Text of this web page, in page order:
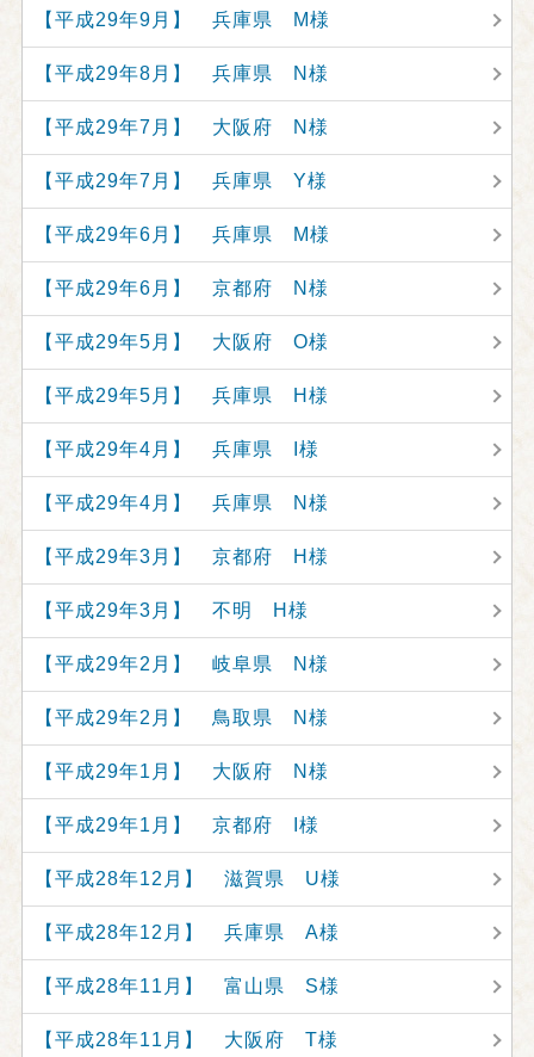
【平成29年9月】 兵庫県 M様
【平成29年8月】 兵庫県 N様
【平成29年7月】 大阪府 N様
【平成29年7月】 兵庫県 Y様
【平成29年6月】 兵庫県 M様
【平成29年6月】 京都府 N様
【平成29年5月】 大阪府 O様
【平成29年5月】 兵庫県 H様
【平成29年4月】 兵庫県 I様
【平成29年4月】 兵庫県 N様
【平成29年3月】 京都府 H様
【平成29年3月】 不明 H様
【平成29年2月】 岐阜県 N様
【平成29年2月】 鳥取県 N様
【平成29年1月】 大阪府 N様
【平成29年1月】 京都府 I様
【平成28年12月】 滋賀県 U様
【平成28年12月】 兵庫県 A様
【平成28年11月】 富山県 S様
【平成28年11月】 大阪府 T様